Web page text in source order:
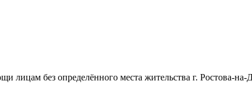
без определённого места жительства г. Ростова-на-